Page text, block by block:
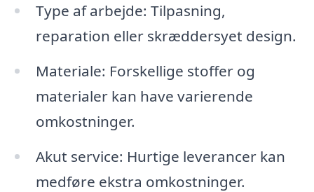
Type af arbejde: Tilpasning,
reparation eller skræddersyet design.
Materiale: Forskellige stoffer og
materialer kan have varierende
omkostninger.
Akut service: Hurtige leverancer kan
medføre ekstra omkostninger.